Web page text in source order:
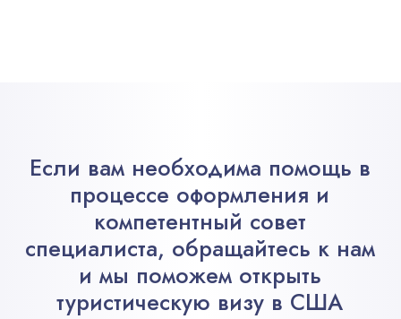
Если вам необходима помощь в
процессе оформления и
компетентный совет
специалиста, обращайтесь к нам
и мы поможем открыть
туристическую визу в США